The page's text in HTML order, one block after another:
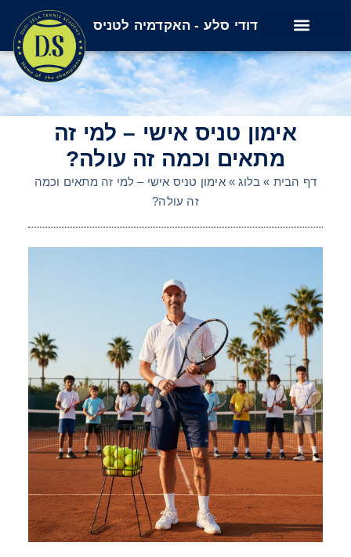
דודי סלע - האקדמיה לטניס
אימון טניס אישי – למי זה
מתאים וכמה זה עולה?
דף הבית » בלוג»אימון טניס אישי – למי זה מתאים וכמה
זה עולה?